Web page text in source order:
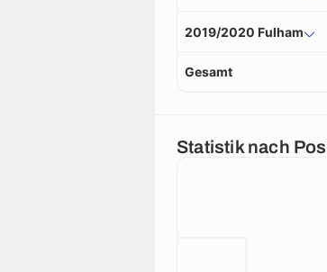
2019/2020 Fulham
Gesamt
Statistik nach